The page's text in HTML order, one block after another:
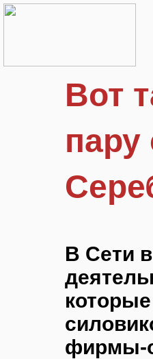
Вот
пару
В Сети
фирмы-